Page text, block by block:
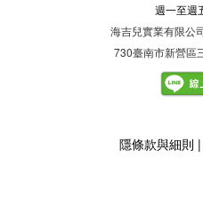
週一至週
海吉兒實業有限公
730臺南市新營區
隱條款與細則